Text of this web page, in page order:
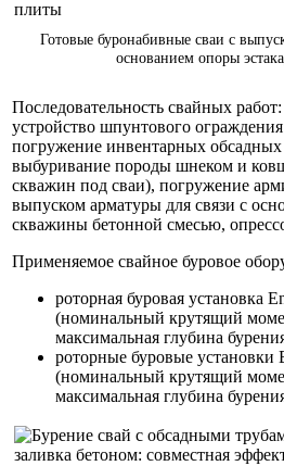
Готовые буронабивные сваи с
основанием опоры
Последовательность свайных
устройство шпунтового
погружение инвентарных
выбуривание породы шнеком и
скважин под сваи), погружение
выпуском арматуры для связи с
скважины бетонной смесью,
Применяемое свайное буровое
роторная буровая установка
(номинальный крутящий
максимальная глубина
роторные буровые установки
(номинальный крутящий
максимальная глубина